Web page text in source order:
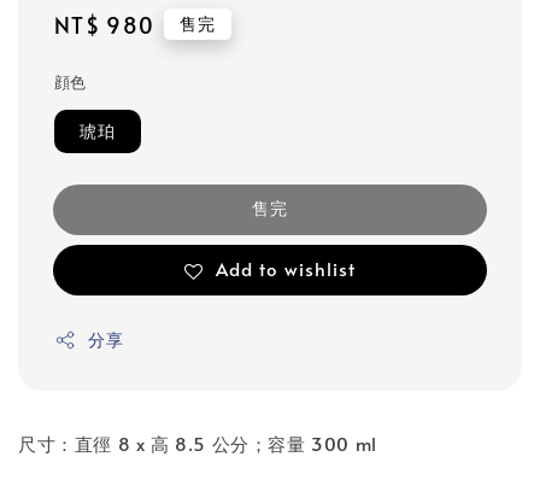
Regular
NT$ 980 售完
顔色
琥珀
售完
Add to wishlist
分享
尺寸：直徑 8 x 高 8.5 公分；容量 300 ml